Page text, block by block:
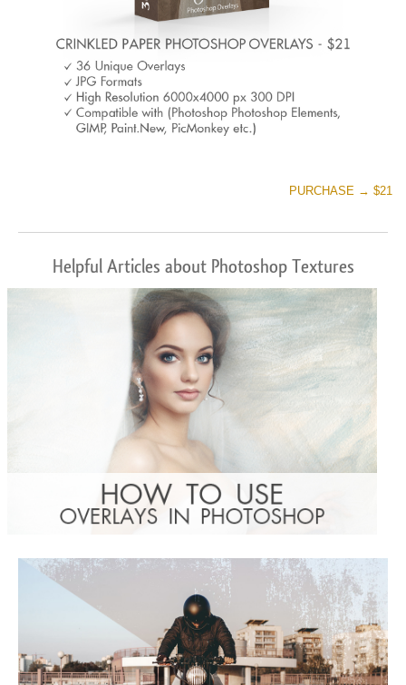
PURCHASE → $21
Helpful Articles about Photoshop Textures